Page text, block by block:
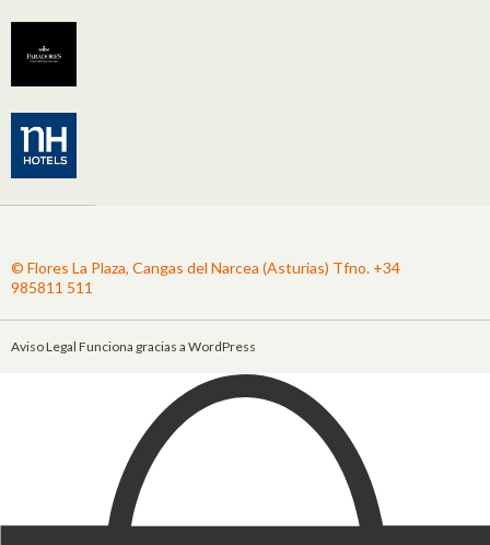
© Flores La Plaza, Cangas del Narcea (Asturias) Tfno. +34
985811 511
Aviso Legal Funciona gracias a WordPress